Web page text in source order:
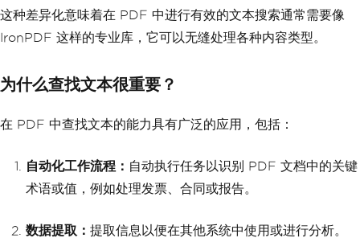
这种差异化意味着在 PDF 中进行有效的文本搜索通常需要像
IronPDF 这样的专业库，它可以无缝处理各种内容类型。
为什么查找文本很重要？
在 PDF 中查找文本的能力具有广泛的应用，包括：
自动化工作流程： 自动执行任务以识别 PDF 文档中的关键
术语或值，例如处理发票、合同或报告。
数据提取： 提取信息以便在其他系统中使用或进行分析。